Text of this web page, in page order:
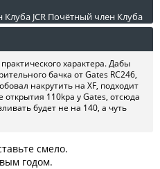
Клуба JCR Почётный член Клуба
характера. Дабы
бачка от Gates RC246,
накрутить на XF, подходит
110kpa у Gates, отсюда
будет не на 140, а чуть
смело.
годом.